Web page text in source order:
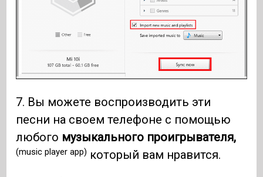
7. Вы можете воспроизводить эти
песни на своем телефоне с помощью
любого музыкального проигрывателя,
(music player app) который вам нравится.